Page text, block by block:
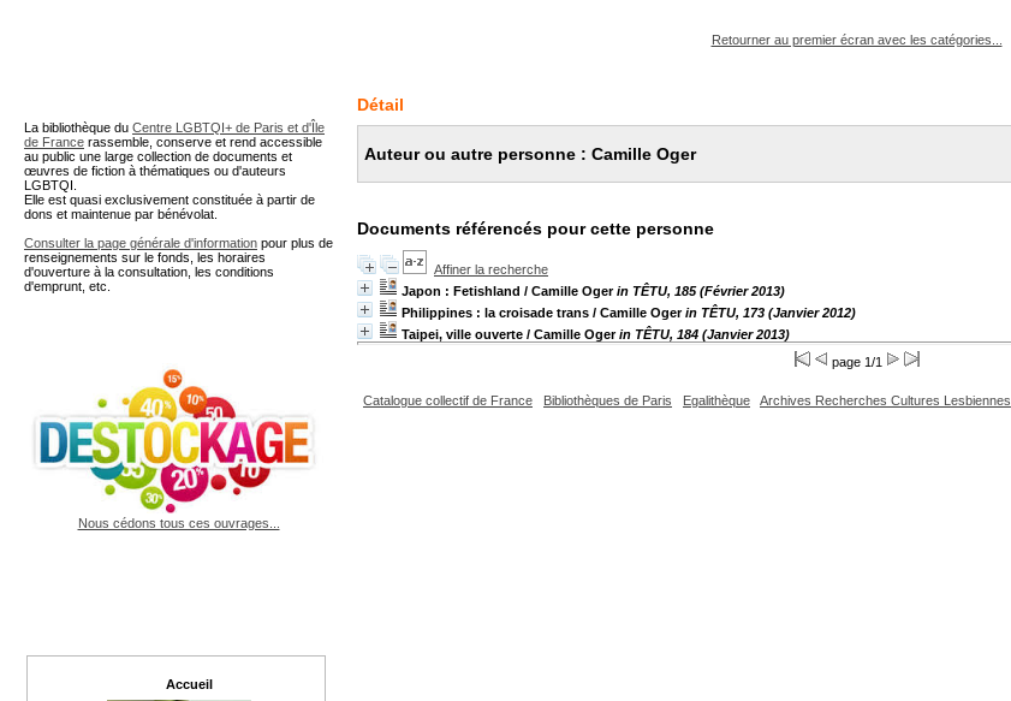
Retourner au premier écran avec les catégories...
Détail
Auteur ou autre personne : Camille Oger
Documents référencés pour cette personne
Affiner la recherche
Japon : Fetishland / Camille Ogerin TÊTU, 185 (Février 2013)
Philippines : la croisade trans / Camille Ogerin TÊTU, 173 (Janvier 2012)
Taipei, ville ouverte / Camille Ogerin TÊTU, 184 (Janvier 2013)
page 1/1
Catalogue collectif de France Bibliothèques de Paris Egalithèque Archives Recherches Cultures Lesbiennes
La bibliothèque du Centre LGBTQI+ de Paris et d'Île
de France rassemble, conserve et rend accessible
au public une large collection de documents et
œuvres de fiction à thématiques ou d'auteurs
LGBTQI.
Elle est quasi exclusivement constituée à partir de
dons et maintenue par bénévolat.
Consulter la page générale d'information pour plus de
renseignements sur le fonds, les horaires
d'ouverture à la consultation, les conditions
d'emprunt, etc.
Nous cédons tous ces ouvrages...
Accueil